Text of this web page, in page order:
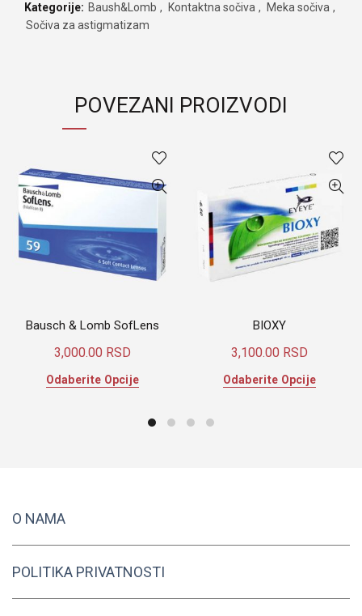
Kategorije: Baush&Lomb , Kontaktna sočiva , Meka sočiva ,
Sočiva za astigmatizam
POVEZANI PROIZVODI
Bausch & Lomb SofLens
3,000.00 RSD
Odaberite OpcijeOvaj
proizvoda.
BIOXY
3,100.00 RSD
Odaberite OpcijeOvaj
O NAMA
POLITIKA PRIVATNOSTI